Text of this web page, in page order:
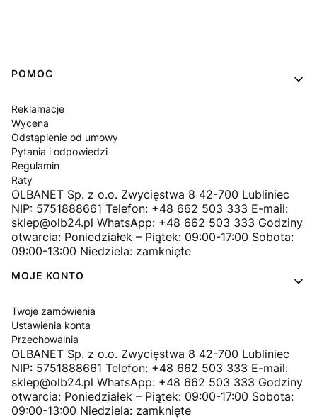
Linki w stopce
POMOC
Reklamacje
Wycena
Odstąpienie od umowy
Pytania i odpowiedzi
Regulamin
Raty
OLBANET Sp. z o.o. Zwycięstwa 8 42-700 Lubliniec
NIP: 5751888661 Telefon: +48 662 503 333 E-mail:
sklep@olb24.pl WhatsApp: +48 662 503 333 Godziny
otwarcia: Poniedziałek – Piątek: 09:00-17:00 Sobota:
09:00-13:00 Niedziela: zamknięte
MOJE KONTO
Twoje zamówienia
Ustawienia konta
Przechowalnia
OLBANET Sp. z o.o. Zwycięstwa 8 42-700 Lubliniec
NIP: 5751888661 Telefon: +48 662 503 333 E-mail:
sklep@olb24.pl WhatsApp: +48 662 503 333 Godziny
otwarcia: Poniedziałek – Piątek: 09:00-17:00 Sobota:
09:00-13:00 Niedziela: zamknięte